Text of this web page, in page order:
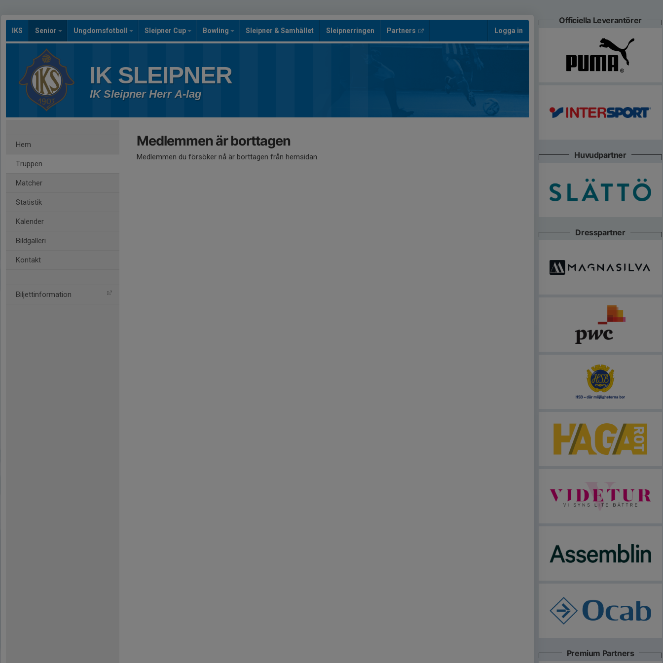
IKS Senior Ungdomsfotboll Sleipner Cup Bowling Sleipner & Samhället Sleipnerringen Partners Logga in
IK SLEIPNER
IK Sleipner Herr A-lag
Hem
Truppen
Matcher
Statistik
Kalender
Bildgalleri
Kontakt
Biljettinformation
Medlemmen är borttagen
Medlemmen du försöker nå är borttagen från hemsidan.
Officiella Leverantörer
Huvudpartner
Dresspartner
Premium Partners